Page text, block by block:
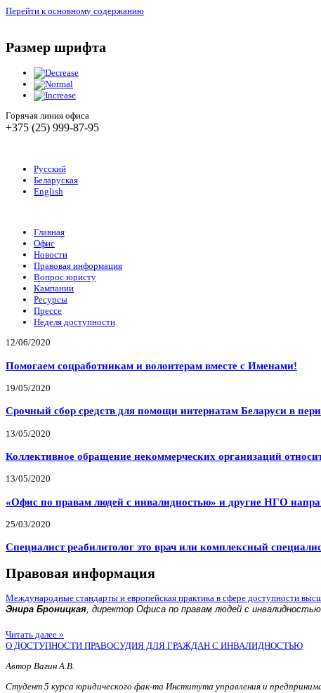
Перейти к основному содержанию
Размер шрифта
Горячая линия офиса
+375 (25) 999-87-95
Русский
Беларуская
English
Главная
Офис
Новости
Правовая информация
Вопрос юристу
Кампании
Ресурсы
Прессе
Неделя доступности
12/06/2020
Помогаем соцработникам и волонтерам вместе с Именами!
19/05/2020
Срочный сбор средств для помощи интернатам Беларуси в
13/05/2020
Коллективное обращение некоммерческих организаций
13/05/2020
«Офис по правам людей с инвалидностью» и другие НГО
25/03/2020
Специалист реабилитолог это врач или комплексный
Правовая информация
Международные стандарты и европейская практика в сфере доступности
Энира Броницкая, директор Офиса по правам людей с инвалидностью
Читать далее »
О ДОСТУПНОСТИ ПРАВОСУДИЯ ДЛЯ ГРАЖДАН С ИНВАЛИДНОСТЬЮ
Автор Вагин А.В.
Студент 5 курса юридического фак-та Института управления и